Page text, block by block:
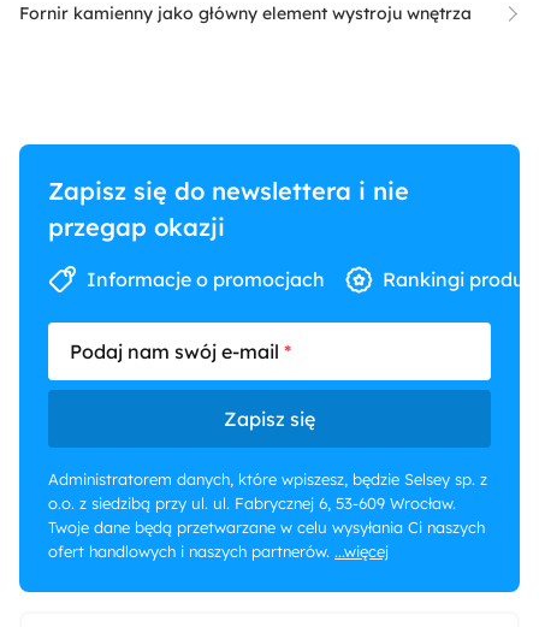
Fornir kamienny jako główny element wystroju wnętrza
Zapisz się do newslettera i nie
przegap okazji
Informacje o promocjach Rankingi
Podaj nam swój e-mail
Zapisz się
Administratorem danych, które wpiszesz, będzie Selsey sp. z
o.o. z siedzibą przy ul. ul. Fabrycznej 6, 53-609 Wrocław.
Twoje dane będą przetwarzane w celu wysyłania Ci naszych
ofert handlowych i naszych partnerów. ...więcej